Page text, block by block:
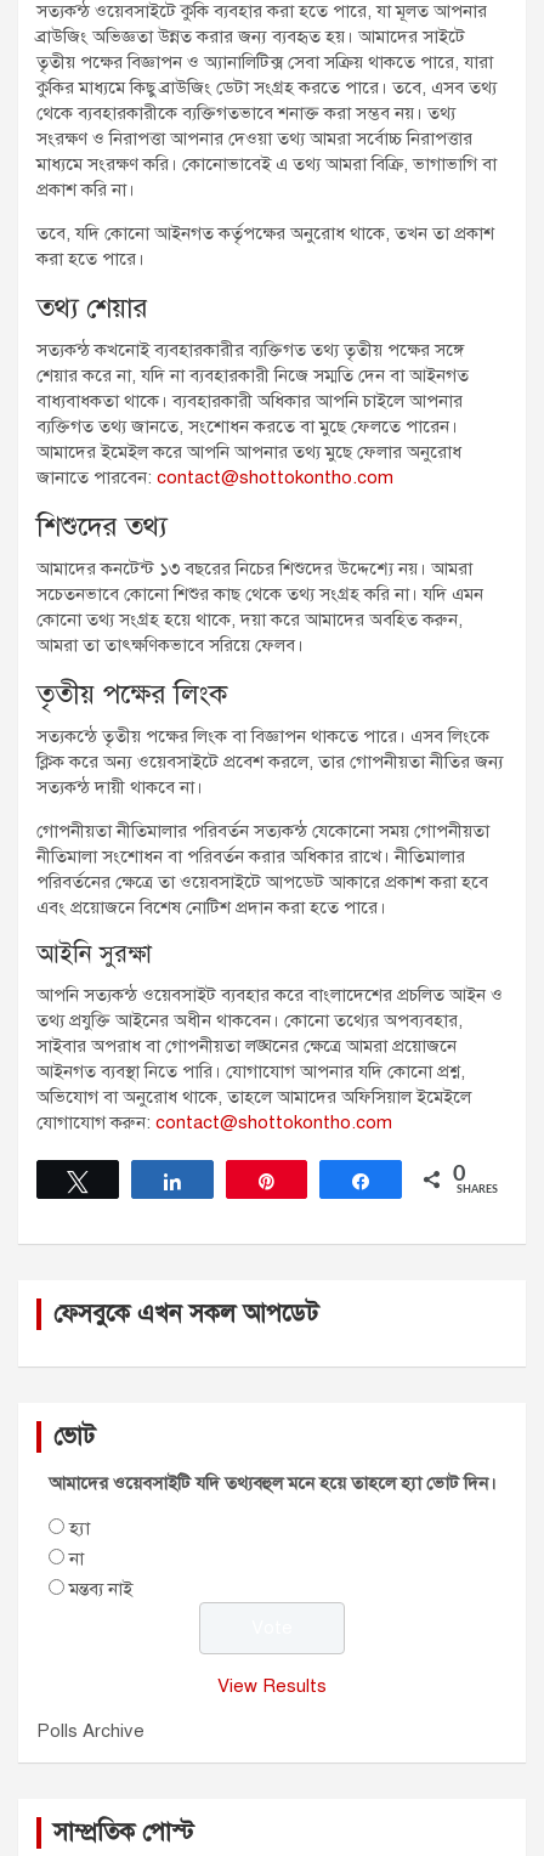
সত্যকন্ঠ ওয়েবসাইটে কুকি ব্যবহার করা হতে পারে, যা মূলত আপনার
ব্রাউজিং অভিজ্ঞতা উন্নত করার জন্য ব্যবহৃত হয়। আমাদের সাইটে
তৃতীয় পক্ষের বিজ্ঞাপন ও অ্যানালিটিক্স সেবা সক্রিয় থাকতে পারে, যারা
কুকির মাধ্যমে কিছু ব্রাউজিং ডেটা সংগ্রহ করতে পারে। তবে, এসব তথ্য
থেকে ব্যবহারকারীকে ব্যক্তিগতভাবে শনাক্ত করা সম্ভব নয়। তথ্য
সংরক্ষণ ও নিরাপত্তা আপনার দেওয়া তথ্য আমরা সর্বোচ্চ নিরাপত্তার
মাধ্যমে সংরক্ষণ করি। কোনোভাবেই এ তথ্য আমরা বিক্রি, ভাগাভাগি বা
প্রকাশ করি না।
তবে, যদি কোনো আইনগত কর্তৃপক্ষের অনুরোধ থাকে, তখন তা প্রকাশ
করা হতে পারে।
তথ্য শেয়ার
সত্যকন্ঠ কখনোই ব্যবহারকারীর ব্যক্তিগত তথ্য তৃতীয় পক্ষের সঙ্গে
শেয়ার করে না, যদি না ব্যবহারকারী নিজে সম্মতি দেন বা আইনগত
বাধ্যবাধকতা থাকে। ব্যবহারকারী অধিকার আপনি চাইলে আপনার
ব্যক্তিগত তথ্য জানতে, সংশোধন করতে বা মুছে ফেলতে পারেন।
আমাদের ইমেইল করে আপনি আপনার তথ্য মুছে ফেলার অনুরোধ
জানাতে পারবেন: contact@shottokontho.com
শিশুদের তথ্য
আমাদের কনটেন্ট ১৩ বছরের নিচের শিশুদের উদ্দেশ্যে নয়। আমরা
সচেতনভাবে কোনো শিশুর কাছ থেকে তথ্য সংগ্রহ করি না। যদি এমন
কোনো তথ্য সংগ্রহ হয়ে থাকে, দয়া করে আমাদের অবহিত করুন,
আমরা তা তাৎক্ষণিকভাবে সরিয়ে ফেলব।
তৃতীয় পক্ষের লিংক
সত্যকন্ঠে তৃতীয় পক্ষের লিংক বা বিজ্ঞাপন থাকতে পারে। এসব লিংকে
ক্লিক করে অন্য ওয়েবসাইটে প্রবেশ করলে, তার গোপনীয়তা নীতির জন্য
সত্যকন্ঠ দায়ী থাকবে না।
গোপনীয়তা নীতিমালার পরিবর্তন সত্যকন্ঠ যেকোনো সময় গোপনীয়তা
নীতিমালা সংশোধন বা পরিবর্তন করার অধিকার রাখে। নীতিমালার
পরিবর্তনের ক্ষেত্রে তা ওয়েবসাইটে আপডেট আকারে প্রকাশ করা হবে
এবং প্রয়োজনে বিশেষ নোটিশ প্রদান করা হতে পারে।
আইনি সুরক্ষা
আপনি সত্যকন্ঠ ওয়েবসাইট ব্যবহার করে বাংলাদেশের প্রচলিত আইন ও
তথ্য প্রযুক্তি আইনের অধীন থাকবেন। কোনো তথ্যের অপব্যবহার,
সাইবার অপরাধ বা গোপনীয়তা লঙ্ঘনের ক্ষেত্রে আমরা প্রয়োজনে
আইনগত ব্যবস্থা নিতে পারি। যোগাযোগ আপনার যদি কোনো প্রশ্ন,
অভিযোগ বা অনুরোধ থাকে, তাহলে আমাদের অফিসিয়াল ইমেইলে
যোগাযোগ করুন: contact@shottokontho.com
Share 0
SHARES
ফেসবুকে এখন সকল আপডেট
ভোট
আমাদের ওয়েবসাইটি যদি তথ্যবহুল মনে হয়ে তাহলে হ্যা ভোট দিন।
হ্যা
না
মন্তব্য নাই
View Results
Polls Archive
সাম্প্রতিক পোস্ট